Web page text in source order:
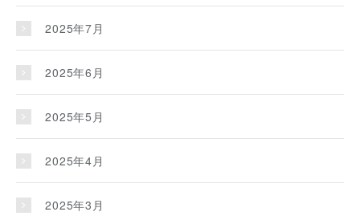
2025年7月
2025年6月
2025年5月
2025年4月
2025年3月